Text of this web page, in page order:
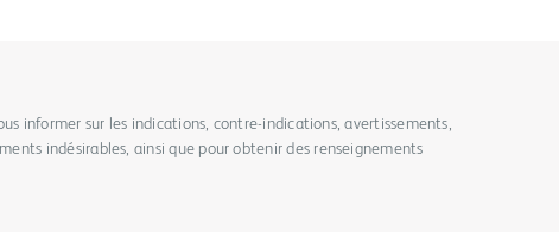
informer sur les indications, contre-indications, avertissements,
indésirables, ainsi que pour obtenir des renseignements